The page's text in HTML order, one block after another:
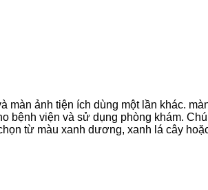
màn ảnh tiện ích dùng một lần khác.
bệnh viện và sử dụng phòng khám.
từ màu xanh dương, xanh lá cây